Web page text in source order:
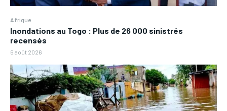
Afrique
Inondations au Togo : Plus de 26 000 sinistrés
recensés
6 août 2026